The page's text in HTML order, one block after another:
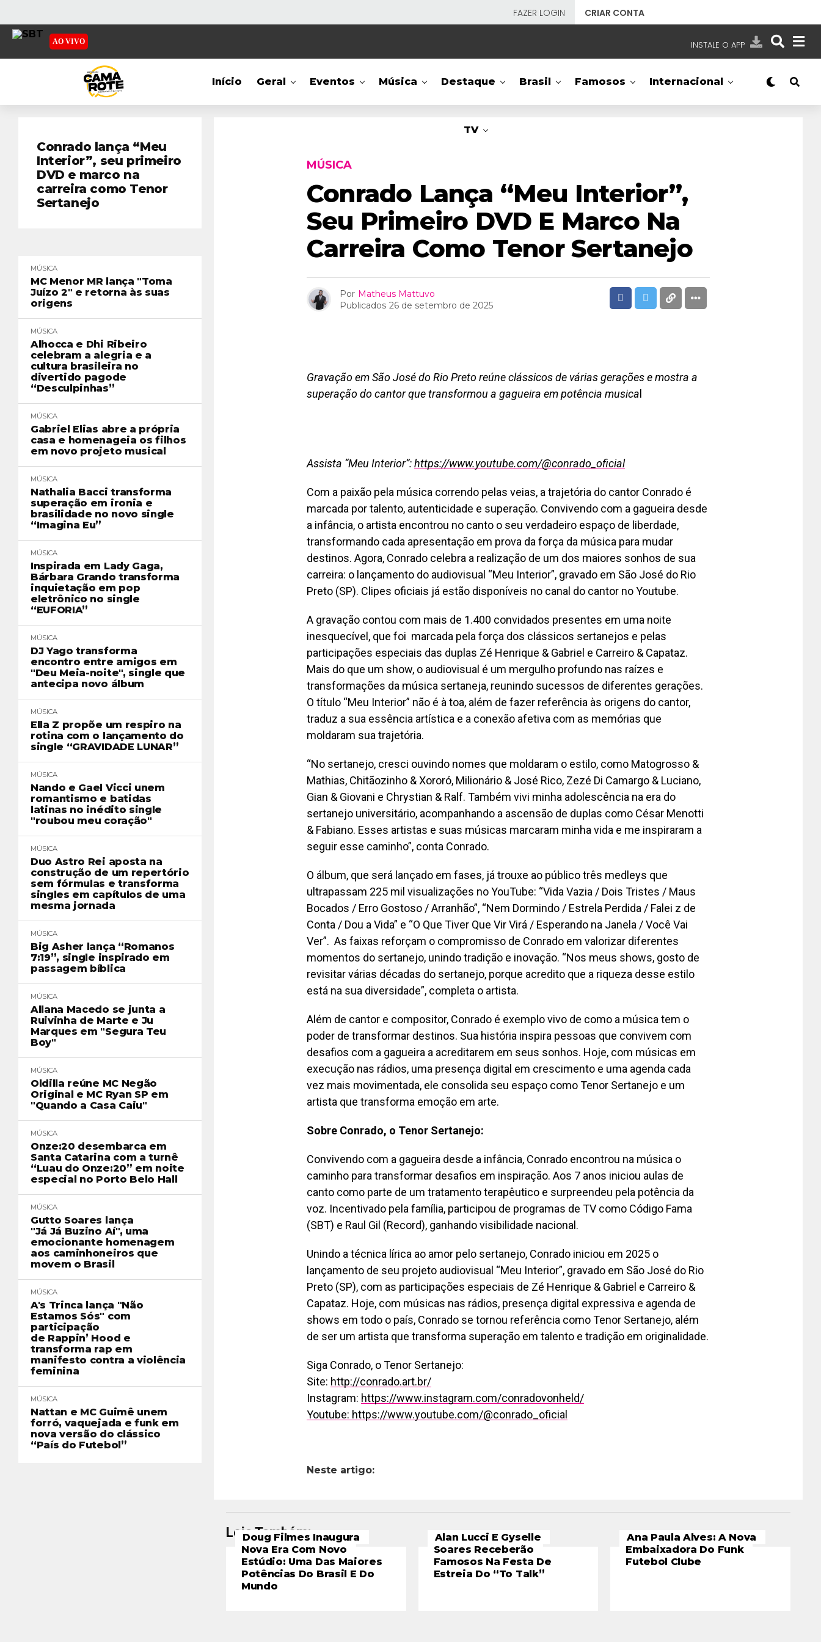
FAZER LOGIN CRIAR CONTA
AO VIVO INSTALE O APP
NOSSAS REDES APP TV SBT
Início Geral Eventos Música Destaque Brasil Famosos Internacional
TV
Conrado lança “Meu
Interior”, seu primeiro
DVD e marco na
carreira como Tenor
Sertanejo
MÚSICA
MC Menor MR lança "Toma
Juízo 2" e retorna às suas
origens
MÚSICA
Alhocca e Dhi Ribeiro
celebram a alegria e a
cultura brasileira no
divertido pagode
“Desculpinhas”
MÚSICA
Gabriel Elias abre a própria
casa e homenageia os filhos
em novo projeto musical
MÚSICA
Nathalia Bacci transforma
superação em ironia e
brasilidade no novo single
“Imagina Eu”
MÚSICA
Inspirada em Lady Gaga,
Bárbara Grando transforma
inquietação em pop
eletrônico no single
“EUFORIA”
MÚSICA
DJ Yago transforma
encontro entre amigos em
"Deu Meia-noite", single que
antecipa novo álbum
MÚSICA
Ella Z propõe um respiro na
rotina com o lançamento do
single “GRAVIDADE LUNAR”
MÚSICA
Nando e Gael Vicci unem
romantismo e batidas
latinas no inédito single
"roubou meu coração"
MÚSICA
Duo Astro Rei aposta na
construção de um repertório
sem fórmulas e transforma
singles em capítulos de uma
mesma jornada
MÚSICA
Big Asher lança “Romanos
7:19”, single inspirado em
passagem bíblica
MÚSICA
Allana Macedo se junta a
Ruivinha de Marte e Ju
Marques em "Segura Teu
Boy"
MÚSICA
Oldilla reúne MC Negão
Original e MC Ryan SP em
"Quando a Casa Caiu"
MÚSICA
Onze:20 desembarca em
Santa Catarina com a turnê
“Luau do Onze:20” em noite
especial no Porto Belo Hall
MÚSICA
Gutto Soares lança
"Já Já Buzino Aí", uma
emocionante homenagem
aos caminhoneiros que
movem o Brasil
MÚSICA
A's Trinca lança "Não
Estamos Sós" com
participação
de Rappin’ Hood e
transforma rap em
manifesto contra a violência
feminina
MÚSICA
Nattan e MC Guimê unem
forró, vaquejada e funk em
nova versão do clássico
“País do Futebol”
MÚSICA
Conrado Lança “Meu Interior”,
Seu Primeiro DVD E Marco Na
Carreira Como Tenor Sertanejo
Por Matheus Mattuvo
Publicados 26 de setembro de 2025
Gravação em São José do Rio Preto reúne clássicos de várias gerações e mostra a
superação do cantor que transformou a gagueira em potência musica
Assista “Meu Interior”:https://www.youtube.com/@conrado_oficial
Com a paixão pela música correndo pelas veias, a trajetória do cantor Conrado é
marcada por talento, autenticidade e superação. Convivendo com a gagueira desde
a infância, o artista encontrou no canto o seu verdadeiro espaço de liberdade,
transformando cada apresentação em prova da força da música para mudar
destinos. Agora, Conrado celebra a realização de um dos maiores sonhos de sua
carreira: o lançamento do audiovisual “Meu Interior”, gravado em São José do Rio
Preto (SP). Clipes oficiais já estão disponíveis no canal do cantor no Youtube.
A gravação contou com mais de 1.400 convidados presentes em uma noite
inesquecível, que foi marcada pela força dos clássicos sertanejos e pelas
participações especiais das duplas Zé Henrique & Gabriel e Carreiro & Capataz.
Mais do que um show, o audiovisual é um mergulho profundo nas raízes e
transformações da música sertaneja, reunindo sucessos de diferentes gerações.
O título “Meu Interior” não é à toa, além de fazer referência às origens do cantor,
traduz a sua essência artística e a conexão afetiva com as memórias que
moldaram sua trajetória.
“No sertanejo, cresci ouvindo nomes que moldaram o estilo, como Matogrosso &
Mathias, Chitãozinho & Xororó, Milionário & José Rico, Zezé Di Camargo & Luciano,
Gian & Giovani e Chrystian & Ralf. Também vivi minha adolescência na era do
sertanejo universitário, acompanhando a ascensão de duplas como César Menotti
& Fabiano. Esses artistas e suas músicas marcaram minha vida e me inspiraram a
seguir esse caminho”, conta Conrado.
O álbum, que será lançado em fases, já trouxe ao público três medleys que
ultrapassam 225 mil visualizações no YouTube: “Vida Vazia / Dois Tristes / Maus
Bocados / Erro Gostoso / Arranhão”, “Nem Dormindo / Estrela Perdida / Falei z de
Conta / Dou a Vida” e “O Que Tiver Que Vir Virá / Esperando na Janela / Você Vai
Ver”. As faixas reforçam o compromisso de Conrado em valorizar diferentes
momentos do sertanejo, unindo tradição e inovação. “Nos meus shows, gosto de
revisitar várias décadas do sertanejo, porque acredito que a riqueza desse estilo
está na sua diversidade”, completa o artista.
Além de cantor e compositor, Conrado é exemplo vivo de como a música tem o
poder de transformar destinos. Sua história inspira pessoas que convivem com
desafios com a gagueira a acreditarem em seus sonhos. Hoje, com músicas em
execução nas rádios, uma presença digital em crescimento e uma agenda cada
vez mais movimentada, ele consolida seu espaço como Tenor Sertanejo e um
artista que transforma emoção em arte.
Sobre Conrado, o Tenor Sertanejo:
Convivendo com a gagueira desde a infância, Conrado encontrou na música o
caminho para transformar desafios em inspiração. Aos 7 anos iniciou aulas de
canto como parte de um tratamento terapêutico e surpreendeu pela potência da
voz. Incentivado pela família, participou de programas de TV como Código Fama
(SBT) e Raul Gil (Record), ganhando visibilidade nacional.
Unindo a técnica lírica ao amor pelo sertanejo, Conrado iniciou em 2025 o
lançamento de seu projeto audiovisual “Meu Interior”, gravado em São José do Rio
Preto (SP), com as participações especiais de Zé Henrique & Gabriel e Carreiro &
Capataz. Hoje, com músicas nas rádios, presença digital expressiva e agenda de
shows em todo o país, Conrado se tornou referência como Tenor Sertanejo, além
de ser um artista que transforma superação em talento e tradição em originalidade.
Siga Conrado, o Tenor Sertanejo:
Site: http://conrado.art.br/
Instagram: https://www.instagram.com/conradovonheld/
Youtube: https://www.youtube.com/@conrado_oficial
Neste artigo:
Leia Também:
Doug Filmes Inaugura
Nova Era Com Novo
Estúdio: Uma Das Maiores
Potências Do Brasil E Do
Mundo
Alan Lucci E Gyselle
Soares Receberão
Famosos Na Festa De
Estreia Do “To Talk”
Ana Paula Alves: A Nova
Embaixadora Do Funk
Futebol Clube